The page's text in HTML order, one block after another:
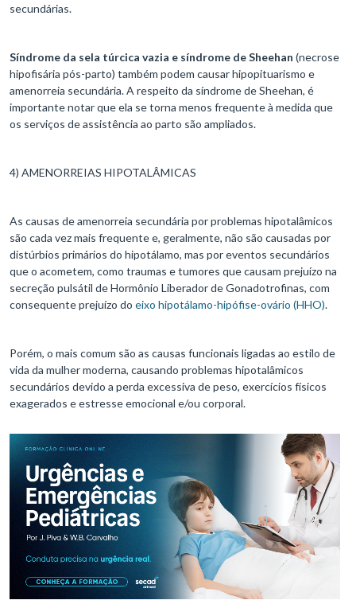
secundárias.
Síndrome da sela túrcica vazia e síndrome de Sheehan (necrose
hipofisária pós-parto) também podem causar hipopituarismo e
amenorreia secundária. A respeito da síndrome de Sheehan, é
importante notar que ela se torna menos frequente à medida que
os serviços de assistência ao parto são ampliados.
4) AMENORREIAS HIPOTALÂMICAS
As causas de amenorreia secundária por problemas hipotalâmicos
são cada vez mais frequente e, geralmente, não são causadas por
distúrbios primários do hipotálamo, mas por eventos secundários
que o acometem, como traumas e tumores que causam prejuízo na
secreção pulsátil de Hormônio Liberador de Gonadotrofinas, com
consequente prejuízo do eixo hipotálamo-hipófise-ovário (HHO).
Porém, o mais comum são as causas funcionais ligadas ao estilo de
vida da mulher moderna, causando problemas hipotalâmicos
secundários devido a perda excessiva de peso, exercícios físicos
exagerados e estresse emocional e/ou corporal.